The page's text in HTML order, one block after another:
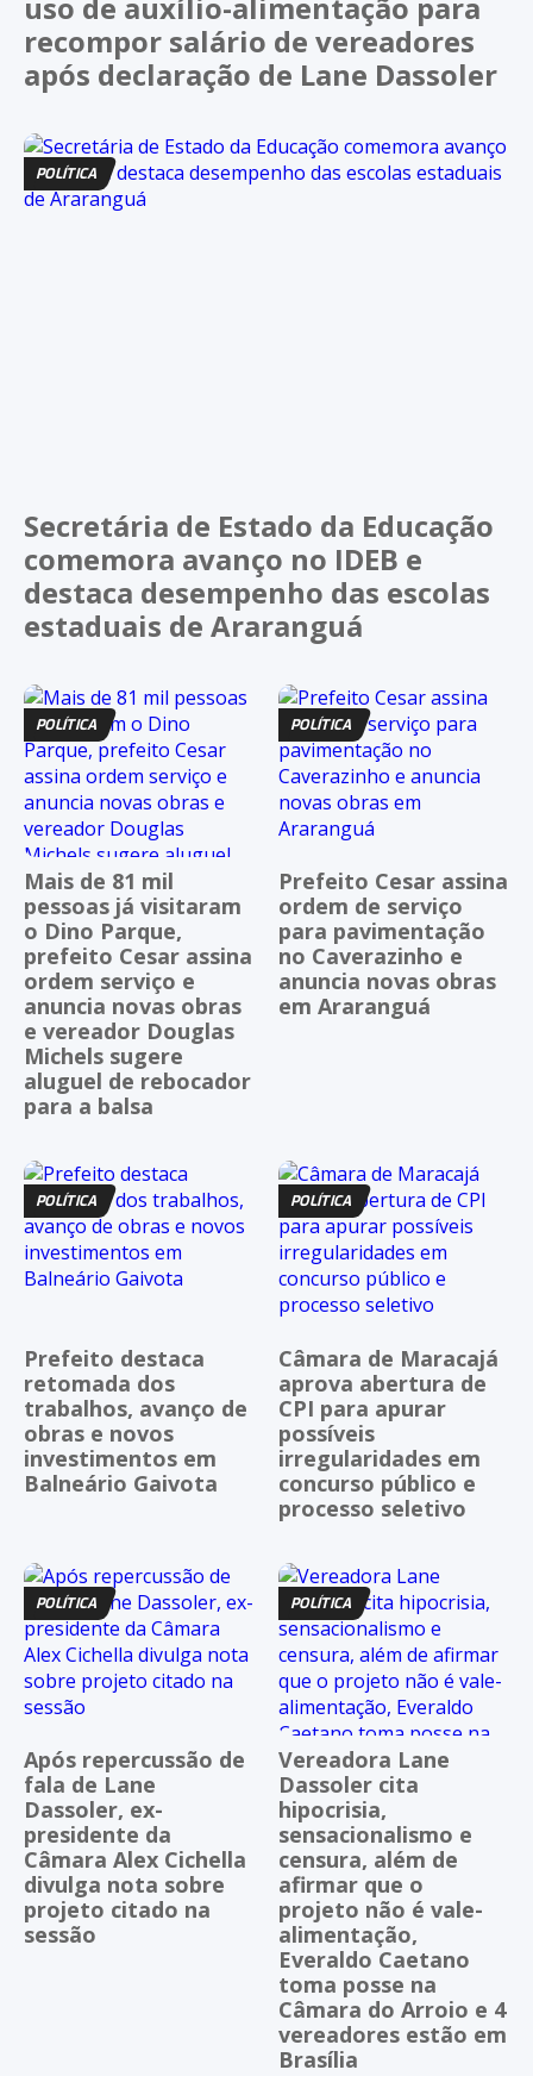
recompor salário de vereadores
após declaração de Lane Dassoler
POLÍTICA
Secretária de Estado da Educação
comemora avanço no IDEB e
destaca desempenho das escolas
estaduais de Araranguá
POLÍTICA
Mais de 81 mil
pessoas já visitaram
o Dino Parque,
prefeito Cesar assina
ordem serviço e
anuncia novas obras
e vereador Douglas
Michels sugere
aluguel de rebocador
para a balsa
POLÍTICA
Prefeito Cesar assina
ordem de serviço
para pavimentação
no Caverazinho e
anuncia novas obras
em Araranguá
POLÍTICA
Prefeito destaca
retomada dos
trabalhos, avanço de
obras e novos
investimentos em
Balneário Gaivota
POLÍTICA
Câmara de Maracajá
aprova abertura de
CPI para apurar
possíveis
irregularidades em
concurso público e
processo seletivo
POLÍTICA
Após repercussão de
fala de Lane
Dassoler, ex-
presidente da
Câmara Alex Cichella
divulga nota sobre
projeto citado na
sessão
POLÍTICA
Vereadora Lane
Dassoler cita
hipocrisia,
sensacionalismo e
censura, além de
afirmar que o
projeto não é vale-
alimentação,
Everaldo Caetano
toma posse na
Câmara do Arroio e 4
vereadores estão em
Brasília